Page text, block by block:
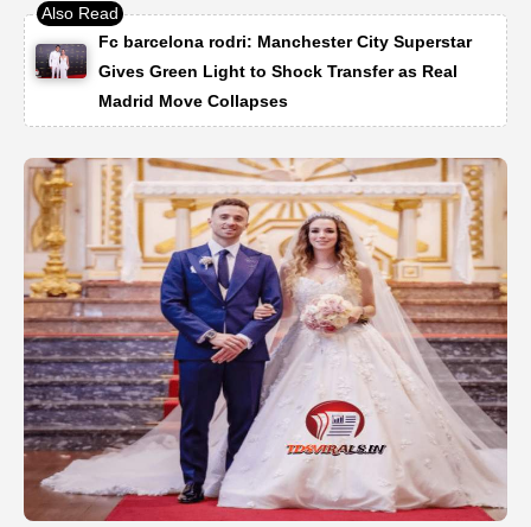
Fc barcelona rodri: Manchester City Superstar
Gives Green Light to Shock Transfer as Real
Madrid Move Collapses